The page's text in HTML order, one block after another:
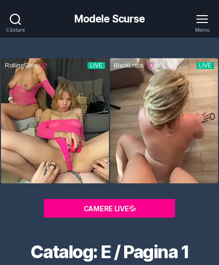
Căutare
Modele Scurse
Meniu
CAMERE LIVE💦
Catalog: E / Pagina 1